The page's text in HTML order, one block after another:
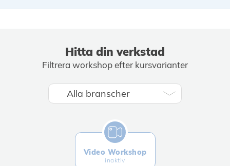
Hitta din verkstad
Filtrera workshop efter kursvarianter
Video Workshop
inaktiv